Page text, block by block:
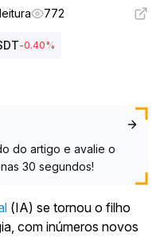
772
-0.40%
do artigo e avalie o
30 segundos!
(IA) se tornou o filho
com inúmeros novos